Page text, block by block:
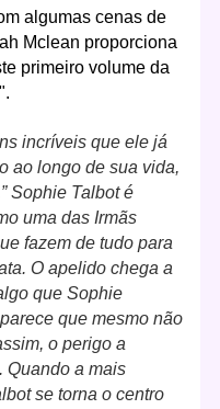
algumas cenas de
Mclean proporciona
primeiro volume da
incríveis que ele já
ao longo de sua vida,
Sophie Talbot é
uma das Irmãs
fazem de tudo para
O apelido chega a
que Sophie
que mesmo não
o perigo a
Quando a mais
se torna o centro